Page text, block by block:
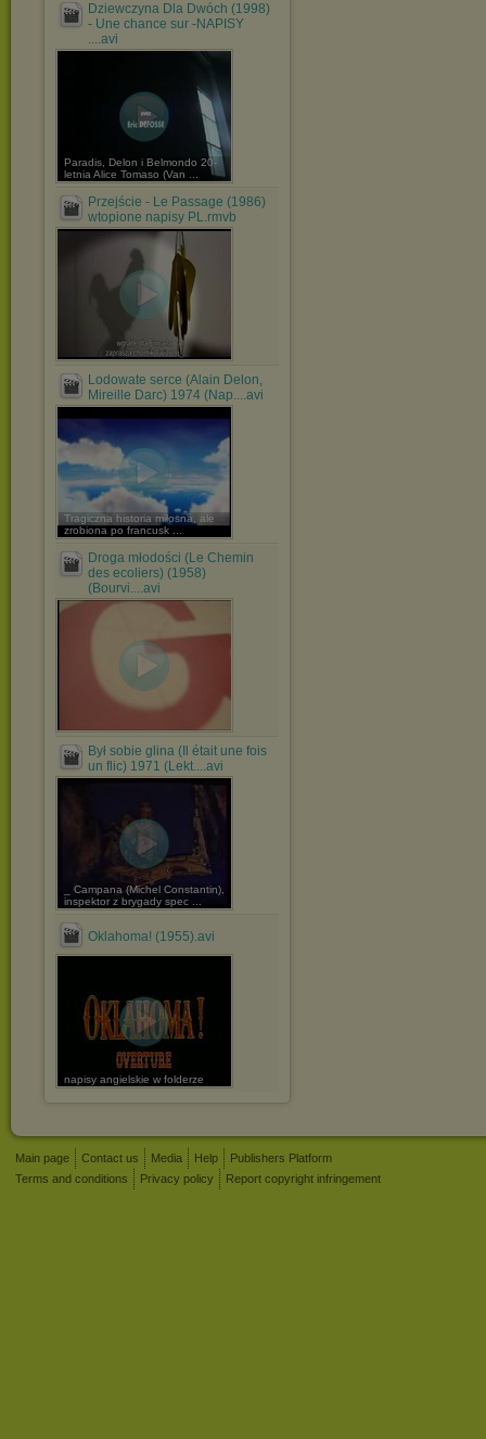
Dziewczyna Dla Dwóch (1998)
- Une chance sur -NAPISY
....avi
Paradis, Delon i Belmondo 20-
letnia Alice Tomaso (Van ...
Przejście - Le Passage (1986)
wtopione napisy PL.rmvb
Lodowate serce (Alain Delon,
Mireille Darc) 1974 (Nap....avi
Tragiczna historia miłosna, ale
zrobiona po francusk ...
Droga młodości (Le Chemin
des ecoliers) (1958)
(Bourvi....avi
Był sobie glina (Il était une fois
un flic) 1971 (Lekt....avi
_ Campana (Michel Constantin),
inspektor z brygady spec ...
Oklahoma! (1955).avi
napisy angielskie w folderze
Main page Contact us Media Help
Publishers Platform
Terms and conditions
Privacy policy Report copyright infringement